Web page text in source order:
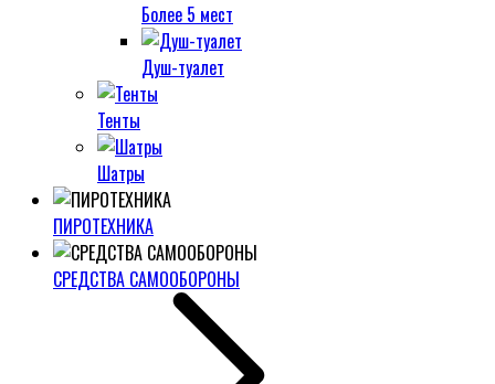
Более 5 мест
Душ-туалет
Тенты
Шатры
ПИРОТЕХНИКА
СРЕДСТВА САМООБОРОНЫ